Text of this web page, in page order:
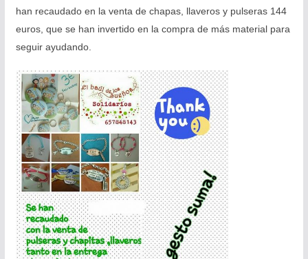
han recaudado en la venta de chapas, llaveros y pulseras 144
euros, que se han invertido en la compra de más material para
seguir ayudando.